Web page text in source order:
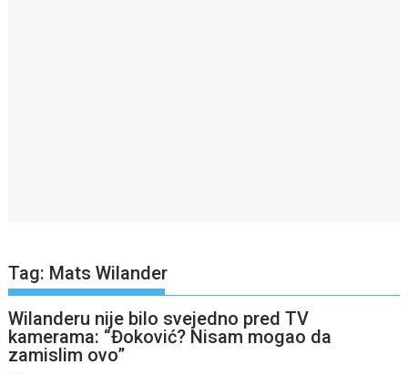
Tag: Mats Wilander
Wilanderu nije bilo svejedno pred TV
kamerama: “Đoković? Nisam mogao da
zamislim ovo”